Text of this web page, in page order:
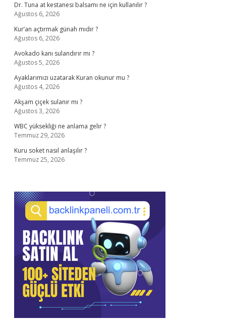
Dr. Tuna at kestanesi balsamı ne için kullanılır ?
Ağustos 6, 2026
Kur’an açtırmak günah mıdır ?
Ağustos 6, 2026
Avokado kanı sulandırır mı ?
Ağustos 5, 2026
Ayaklarımızı uzatarak Kuran okunur mu ?
Ağustos 4, 2026
Akşam çiçek sulanır mı ?
Ağustos 3, 2026
WBC yüksekliği ne anlama gelir ?
Temmuz 29, 2026
Kuru soket nasıl anlaşılır ?
Temmuz 25, 2026